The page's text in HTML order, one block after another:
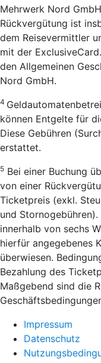
Mehrwerk Nord
Rückvergütung ist
dem Reisevermittler
mit der
den Allgemeinen
Nord GmbH.
4
können Entgelte für
Diese Gebühren
erstattet.
5 Bei einer Buchung
von einer
Ticketpreis (exkl.
und
innerhalb von sechs
hierfür angegebenes
überwiesen.
Bezahlung des
Maßgebend sind die
Impressum
Datenschutz